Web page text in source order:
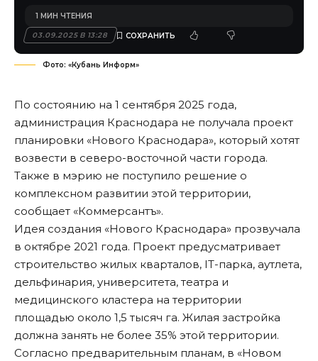
03.09.2025 В 13:28
1 МИН ЧТЕНИЯ
Фото: «Кубань Информ»
По состоянию на 1 сентября 2025 года,
администрация Краснодара не получала проект
планировки «Нового Краснодара», который хотят
возвести в северо-восточной части города.
Также в мэрию не поступило решение о
комплексном развитии этой территории,
сообщает «Коммерсантъ».
Идея создания «Нового Краснодара» прозвучала
в октябре 2021 года. Проект предусматривает
строительство жилых кварталов, IT-парка, аутлета,
дельфинария, университета, театра и
медицинского кластера на территории
площадью около 1,5 тысяч га. Жилая застройка
должна занять не более 35% этой территории.
Согласно предварительным планам, в «Новом